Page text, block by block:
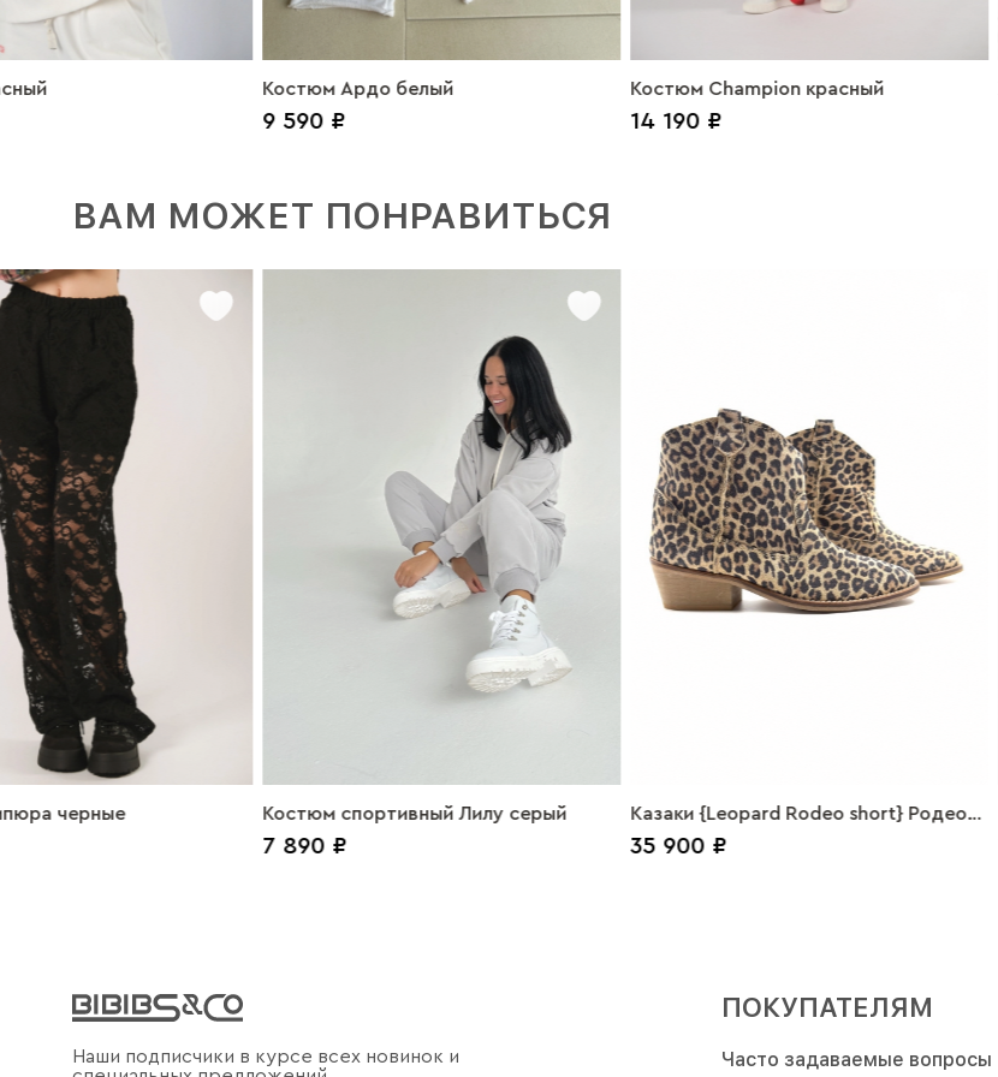
Костюм Ардо белый
9 590 ₽
Костюм Champion красный
14 190 ₽
ВАМ МОЖЕТ ПОНРАВИТЬСЯ
черные Костюм спортивный Лилу серый
7 890 ₽
Казаки {Leopard Rodeo short} Родео
Леопард
35 900 ₽
Наши подписчики в курсе всех новинок и
ПОКУПАТЕЛЯМ
Часто задаваемые вопросы